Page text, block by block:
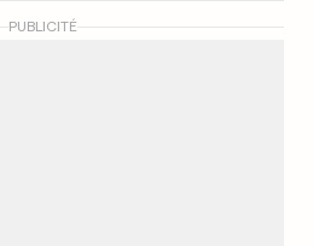
PUBLICITÉ